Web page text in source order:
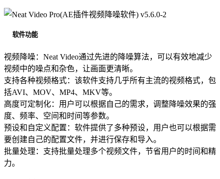
软件功能
视频降噪：Neat Video通过先进的降噪算法，可以有效地减少
视频中的噪点和杂色，让画面更清晰。
支持各种视频格式：该软件支持几乎所有主流的视频格式，包
括AVI、MOV、MP4、MKV等。
高度可定制化：用户可以根据自己的需求，调整降噪效果的强
度、频率、空间和时间等参数。
预设和自定义配置：软件提供了多种预设，用户也可以根据需
要创建自己的配置文件，并进行保存和导入。
批量处理：支持批量处理多个视频文件，节省用户的时间和精
力。